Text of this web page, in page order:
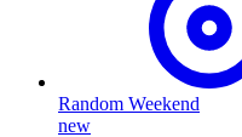
Random Weekend
new